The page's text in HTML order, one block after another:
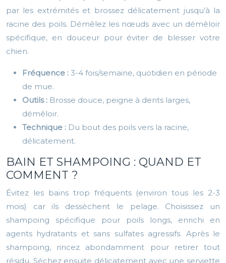
par les extrémités et brossez délicatement jusqu’à la
racine des poils. Démêlez les nœuds avec un démêloir
spécifique, en douceur pour éviter de blesser votre
chien.
Fréquence : 3-4 fois/semaine, quotidien en période
de mue.
Outils : Brosse douce, peigne à dents larges,
démêloir.
Technique : Du bout des poils vers la racine,
délicatement.
BAIN ET SHAMPOING : QUAND ET
COMMENT ?
Évitez les bains trop fréquents (environ tous les 2-3
mois) car ils dessèchent le pelage. Choisissez un
shampoing spécifique pour poils longs, enrichi en
agents hydratants et sans sulfates agressifs. Après le
shampoing, rincez abondamment pour retirer tout
résidu. Séchez ensuite délicatement avec une serviette